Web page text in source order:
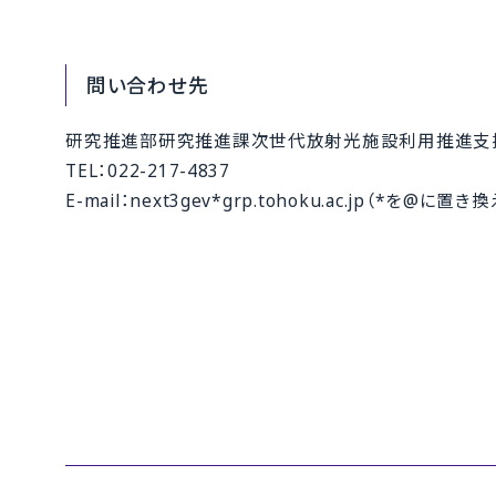
問い合わせ先
研究推進部研究推進課次世代放射光施設利用推進支
TEL：022-217-4837
E-mail：next3gev*grp.tohoku.ac.jp（*を@に置き換え